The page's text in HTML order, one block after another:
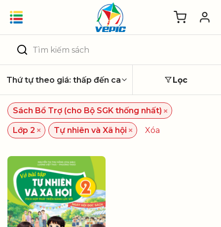
Tìm
kiếm:
Lọc
Sách Bổ Trợ (cho Bộ SGK thống nhất) ×
Lớp 2 × Tự nhiên và Xã hội × Xóa